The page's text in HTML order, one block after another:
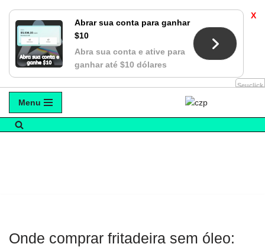
Avançar
para
Menu
Onde comprar fritadeira sem óleo:
X
Abrar sua conta para ganhar
$10
Abra sua conta e ative para
ganhar até $10 dólares
Seuclick